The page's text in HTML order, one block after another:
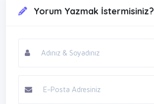
Yorum Yazmak İstermisiniz?